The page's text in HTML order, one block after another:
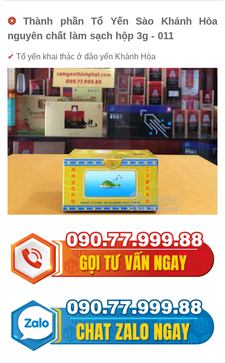
❂
Thành phần Tổ Yến Sào Khánh Hòa
nguyên chất làm sạch hộp 3g - 011
✔ Tổ yến khai thác ở đảo yến Khánh Hòa